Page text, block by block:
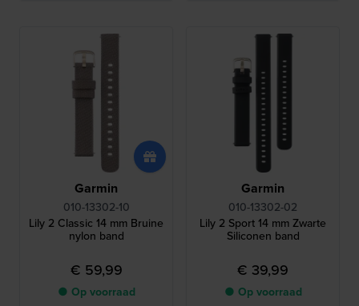
Garmin
010-13302-10
Lily 2 Classic 14 mm Bruine
nylon band
€ 59,99
● Op voorraad
Garmin
010-13302-02
Lily 2 Sport 14 mm Zwarte
Siliconen band
€ 39,99
● Op voorraad